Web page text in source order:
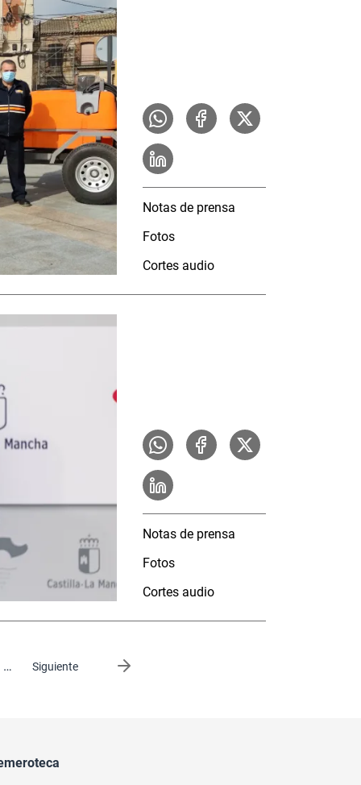
Notas de prensa
Fotos
Cortes audio
Notas de prensa
Fotos
Cortes audio
… Siguiente
página